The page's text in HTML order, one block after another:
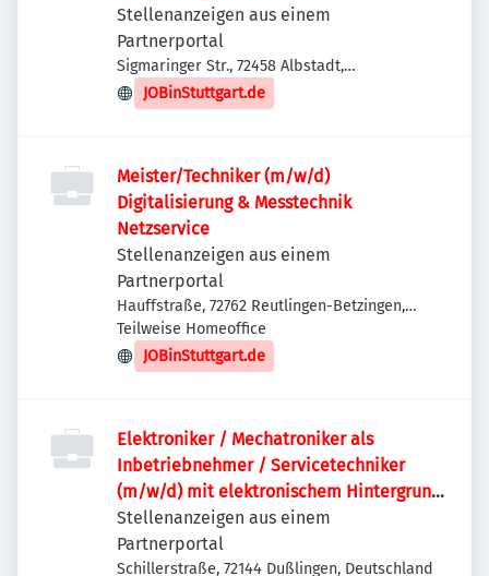
Sicherheitssysteme (m/w/d)
Stellenanzeigen aus einem
Partnerportal
Sigmaringer Str., 72458 Albstadt,
Deutschland
JOBinStuttgart.de
Meister/Techniker (m/w/d)
Digitalisierung & Messtechnik
Netzservice
Stellenanzeigen aus einem
Partnerportal
Hauffstraße, 72762 Reutlingen-Betzingen,
Deutschland
Teilweise Homeoffice
JOBinStuttgart.de
Elektroniker / Mechatroniker als
Inbetriebnehmer / Servicetechniker
(m/w/d) mit elektronischem Hintergrund
im Bereich Schweißtechnik
Stellenanzeigen aus einem
Partnerportal
Schillerstraße, 72144 Dußlingen, Deutschland